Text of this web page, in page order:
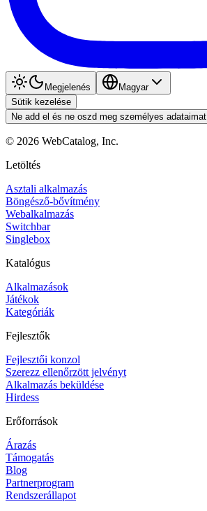
Megjelenés
Magyar
Sütik kezelése
Ne add el és ne oszd meg személyes adataimat
© 2026 WebCatalog, Inc.
Letöltés
Asztali alkalmazás
Böngésző-bővítmény
Webalkalmazás
Switchbar
Singlebox
Katalógus
Alkalmazások
Játékok
Kategóriák
Fejlesztők
Fejlesztői konzol
Szerezz ellenőrzött jelvényt
Alkalmazás beküldése
Hirdess
Erőforrások
Árazás
Támogatás
Blog
Partnerprogram
Rendszerállapot